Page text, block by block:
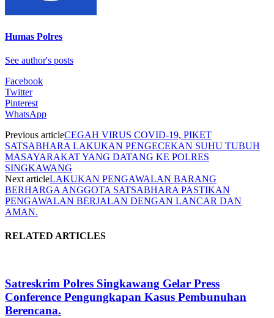
Humas Polres
See author's posts
Facebook
Twitter
Pinterest
WhatsApp
Previous articleCEGAH VIRUS COVID-19, PIKET
SATSABHARA LAKUKAN PENGECEKAN SUHU TUBUH
MASAYARAKAT YANG DATANG KE POLRES
SINGKAWANG
Next articleLAKUKAN PENGAWALAN BARANG
BERHARGA ANGGOTA SATSABHARA PASTIKAN
PENGAWALAN BERJALAN DENGAN LANCAR DAN
AMAN.
RELATED ARTICLES
Satreskrim Polres Singkawang Gelar Press
Conference Pengungkapan Kasus Pembunuhan
Berencana.